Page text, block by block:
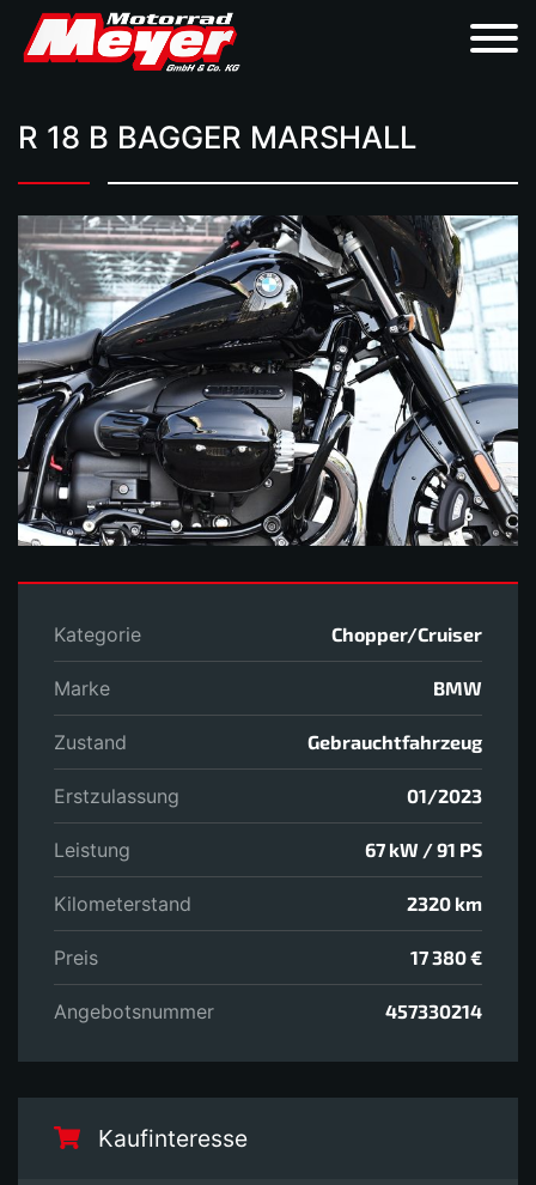
R 18 B BAGGER MARSHALL
Kategorie Chopper/Cruiser
Marke BMW
Zustand Gebrauchtfahrzeug
Erstzulassung 01/2023
Leistung 67 kW / 91 PS
Kilometerstand 2320 km
Preis 17 380 €
Angebotsnummer 457330214
Kaufinteresse